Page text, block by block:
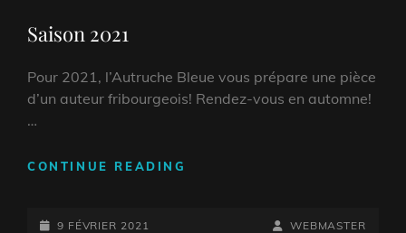
Saison 2021
Pour 2021, l’Autruche Bleue vous prépare une pièce
d’un auteur fribourgeois! Rendez-vous en automne!
…
CONTINUE READING
POSTED-
9 FÉVRIER 2021
BY
BYLINE
WEBMASTER